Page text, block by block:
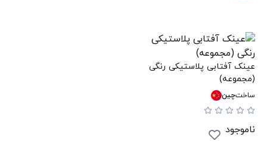
عینک آفتابی پلاستیکی رنگی
(مجموعه)
ساختچین
ناموجود